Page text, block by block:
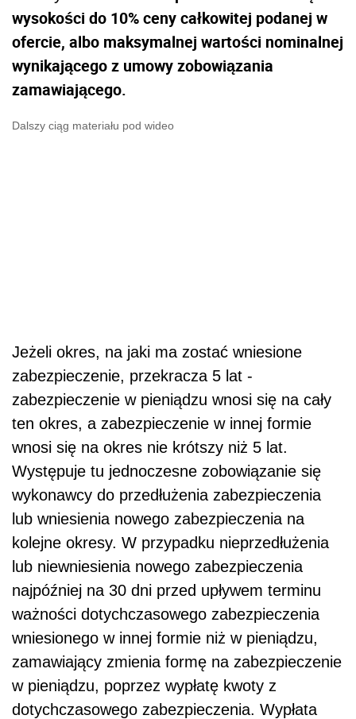
wysokości do 10% ceny całkowitej podanej w
ofercie, albo maksymalnej wartości nominalnej
wynikającego z umowy zobowiązania
zamawiającego.
Dalszy ciąg materiału pod wideo
Jeżeli okres, na jaki ma zostać wniesione
zabezpieczenie, przekracza 5 lat -
zabezpieczenie w pieniądzu wnosi się na cały
ten okres, a zabezpieczenie w innej formie
wnosi się na okres nie krótszy niż 5 lat.
Występuje tu jednoczesne zobowiązanie się
wykonawcy do przedłużenia zabezpieczenia
lub wniesienia nowego zabezpieczenia na
kolejne okresy. W przypadku nieprzedłużenia
lub niewniesienia nowego zabezpieczenia
najpóźniej na 30 dni przed upływem terminu
ważności dotychczasowego zabezpieczenia
wniesionego w innej formie niż w pieniądzu,
zamawiający zmienia formę na zabezpieczenie
w pieniądzu, poprzez wypłatę kwoty z
dotychczasowego zabezpieczenia. Wypłata